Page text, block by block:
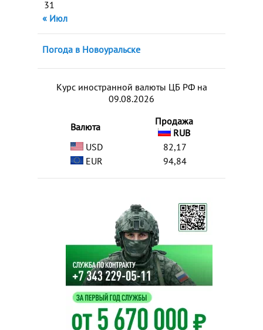
31
« Июл
Погода в Новоуральске
Курс иностранной валюты ЦБ РФ на
09.08.2026
Валюта
Продажа
RUB
USD
82,17
EUR
94,84